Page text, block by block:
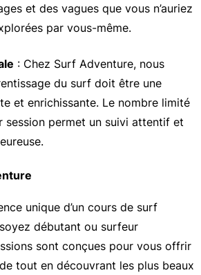
et des vagues que vous n’auriez
par vous-même.
: Chez Surf Adventure, nous
du surf doit être une
et enrichissante. Le nombre limité
session permet un suivi attentif et
unique d’un cours de surf
débutant ou surfeur
sont conçues pour vous offrir
tout en découvrant les plus beaux